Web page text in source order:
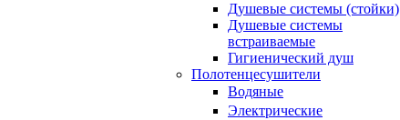
Душевые системы (стойки)
Душевые системы
встраиваемые
Гигиенический душ
Полотенцесушители
ㅤВодяные
ㅤЭлектрические